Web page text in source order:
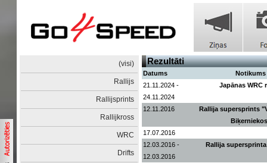
(visi)
Rallijs
Rallijsprints
Rallijkross
WRC
Drifts
Rezultāti
Datums
Notikums
21.11.2024 -
24.11.2024
Japānas WRC
12.11.2016
Rallija supersprints
17.07.2016
12.03.2016 -
12.03.2016
Rallija